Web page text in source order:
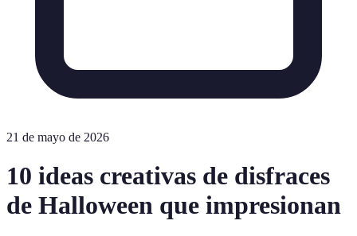
21 de mayo de 2026
10 ideas creativas de disfraces
de Halloween que impresionan